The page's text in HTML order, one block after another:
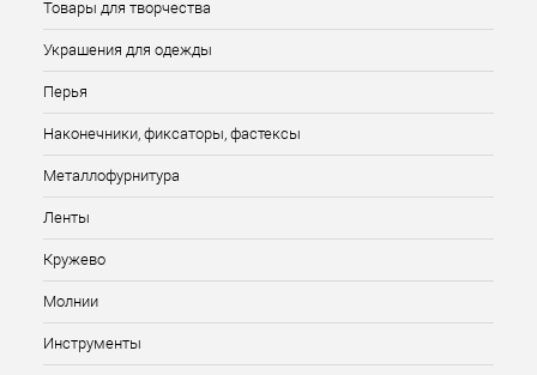
Товары для творчества
Украшения для одежды
Перья
Наконечники, фиксаторы, фастексы
Металлофурнитура
Ленты
Кружево
Молнии
Инструменты